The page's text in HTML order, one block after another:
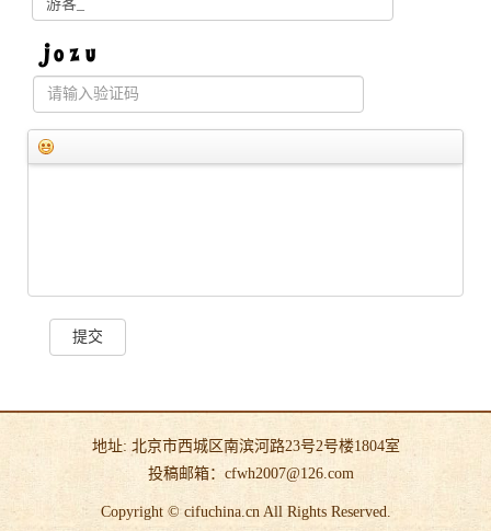
提交
地址: 北京市西城区南滨河路23号2号楼1804室
投稿邮箱：cfwh2007@126.com
Copyright © cifuchina.cn All Rights Reserved.